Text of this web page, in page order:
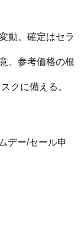
動。確定はセラ
。参考価格の根
クに備える。
デー/セール申